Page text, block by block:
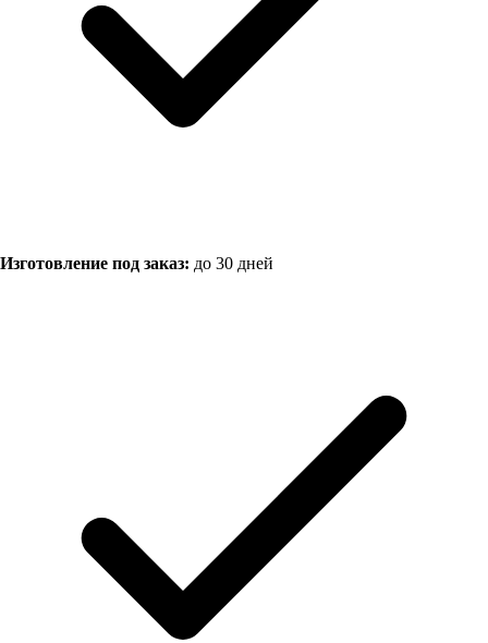
Изготовление под заказ: до 30 дней